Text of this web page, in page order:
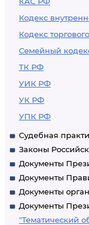
Кодекс
Кодекс
Семейный
ТК РФ
УИК РФ
УК РФ
УПК РФ
Судебная
Законы
Документы
Документы
Документы
Документы
"Тематический